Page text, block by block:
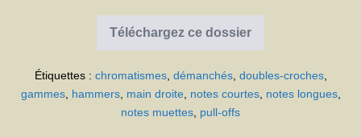
Téléchargez ce dossier
Hammers
Étiquettes : chromatismes, démanchés, doubles-croches,
gammes, hammers, main droite, notes courtes, notes longues,
notes muettes, pull-offs